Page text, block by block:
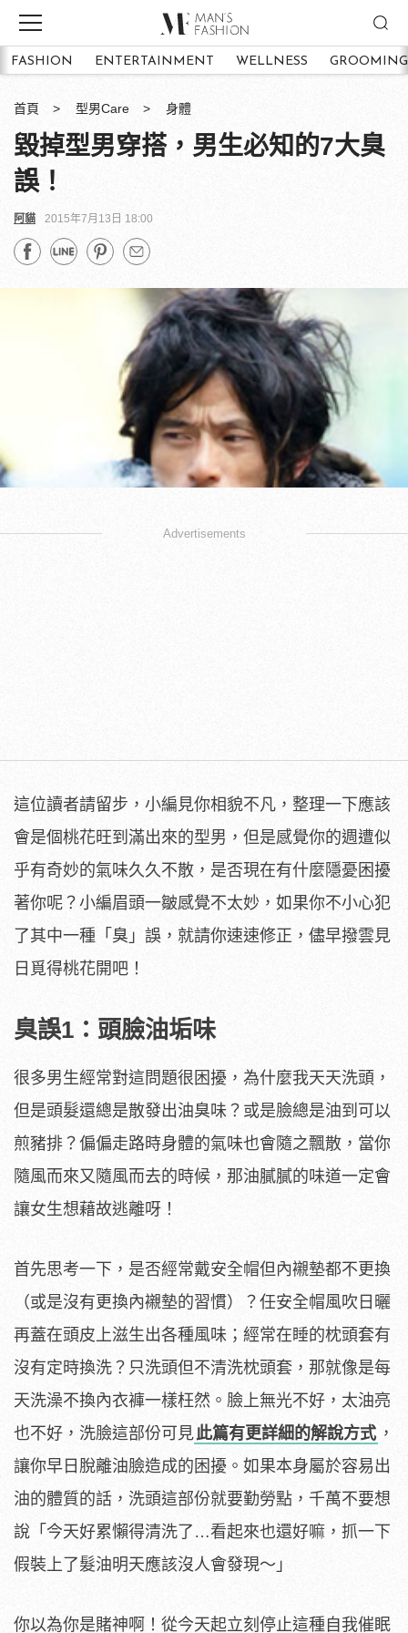
FASHION ENTERTAINMENT WELLNESS GROOMING
首頁 型男Care 身體
毀掉型男穿搭，男生必知的7大臭
誤！
阿貓 2015年7月13日 18:00
Advertisements
這位讀者請留步，小編見你相貌不凡，整理一下應該
會是個桃花旺到滿出來的型男，但是感覺你的週遭似
乎有奇妙的氣味久久不散，是否現在有什麼隱憂困擾
著你呢？小編眉頭一皺感覺不太妙，如果你不小心犯
了其中一種「臭」誤，就請你速速修正，儘早撥雲見
日覓得桃花開吧！
臭誤1：頭臉油垢味
很多男生經常對這問題很困擾，為什麼我天天洗頭，
但是頭髮還總是散發出油臭味？或是臉總是油到可以
煎豬排？偏偏走路時身體的氣味也會隨之飄散，當你
隨風而來又隨風而去的時候，那油膩膩的味道一定會
讓女生想藉故逃離呀！
首先思考一下，是否經常戴安全帽但內襯墊都不更換
（或是沒有更換內襯墊的習慣）？任安全帽風吹日曬
再蓋在頭皮上滋生出各種風味；經常在睡的枕頭套有
沒有定時換洗？只洗頭但不清洗枕頭套，那就像是每
天洗澡不換內衣褲一樣枉然。臉上無光不好，太油亮
也不好，洗臉這部份可見 此篇有更詳細的解說方式 ，
讓你早日脫離油臉造成的困擾。如果本身屬於容易出
油的體質的話，洗頭這部份就要勤勞點，千萬不要想
說「今天好累懶得清洗了…看起來也還好嘛，抓一下
假裝上了髮油明天應該沒人會發現～」
你以為你是賭神啊！從今天起立刻停止這種自我催眠